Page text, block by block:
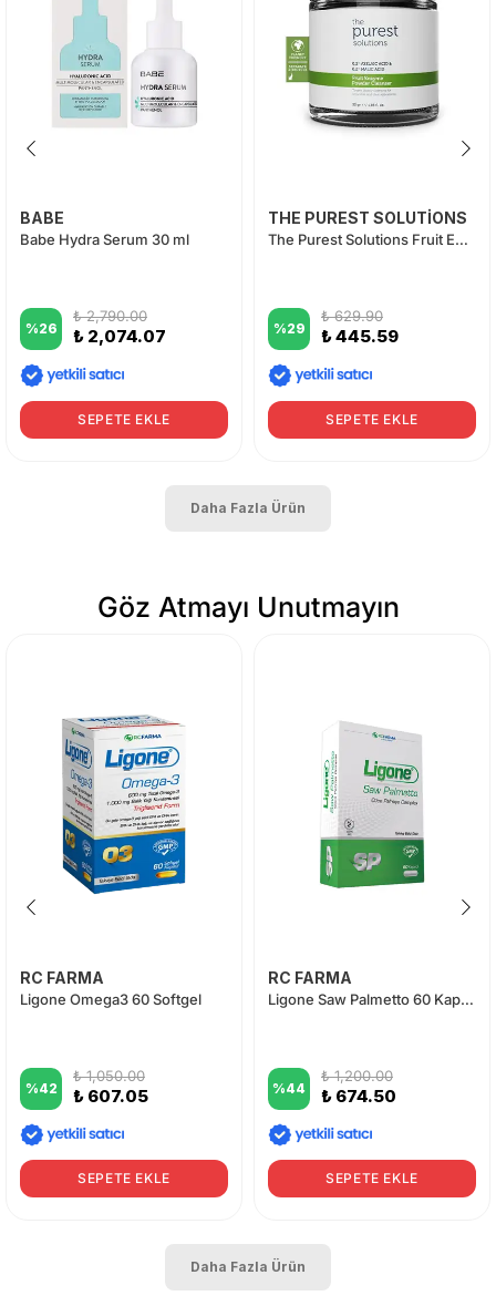
BABE
Babe Hydra Serum 30 ml
%26
₺ 2,790.00
₺ 2,074.07
SEPETE EKLE
THE PUREST SOLUTİONS
The Purest Solutions Fruit Enzyme Powder Cleanser (%0,2 Azelaic Acid & %0,2 Malic Acid)
%29
₺ 629.90
₺ 445.59
SEPETE EKLE
Daha Fazla Ürün
Göz Atmayı Unutmayın
RC FARMA
Ligone Omega3 60 Softgel
%42
₺ 1,050.00
₺ 607.05
SEPETE EKLE
RC FARMA
Ligone Saw Palmetto 60 Kapsül
%44
₺ 1,200.00
₺ 674.50
SEPETE EKLE
Daha Fazla Ürün